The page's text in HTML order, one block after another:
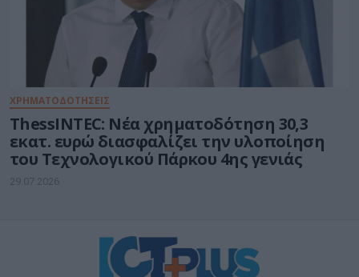
ΧΡΗΜΑΤΟΔΟΤΗΣΕΙΣ
ThessINTEC: Νέα χρηματοδότηση 30,3
εκατ. ευρώ διασφαλίζει την υλοποίηση
του Τεχνολογικού Πάρκου 4ης γενιάς
29.07.2026